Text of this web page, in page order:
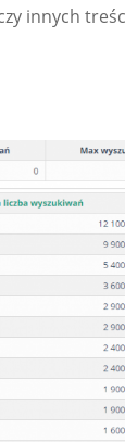
innych